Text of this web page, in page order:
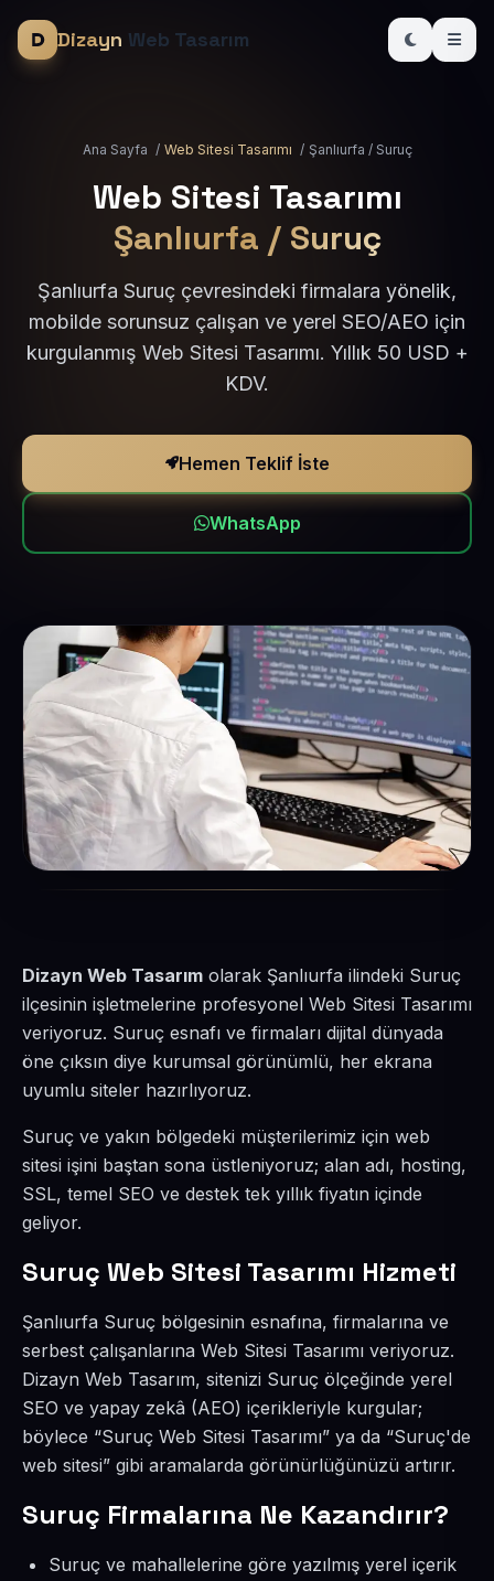
Dizayn Web Tasarım
Ana Sayfa / Web Sitesi Tasarımı / Şanlıurfa / Suruç
Web Sitesi Tasarımı
Şanlıurfa / Suruç
Şanlıurfa Suruç çevresindeki firmalara yönelik,
mobilde sorunsuz çalışan ve yerel SEO/AEO için
kurgulanmış Web Sitesi Tasarımı. Yıllık 50 USD +
KDV.
Hemen Teklif İste
WhatsApp
Dizayn Web Tasarım olarak Şanlıurfa ilindeki Suruç
ilçesinin işletmelerine profesyonel Web Sitesi Tasarımı
veriyoruz. Suruç esnafı ve firmaları dijital dünyada
öne çıksın diye kurumsal görünümlü, her ekrana
uyumlu siteler hazırlıyoruz.
Suruç ve yakın bölgedeki müşterilerimiz için web
sitesi işini baştan sona üstleniyoruz; alan adı, hosting,
SSL, temel SEO ve destek tek yıllık fiyatın içinde
geliyor.
Suruç Web Sitesi Tasarımı Hizmeti
Şanlıurfa Suruç bölgesinin esnafına, firmalarına ve
serbest çalışanlarına Web Sitesi Tasarımı veriyoruz.
Dizayn Web Tasarım, sitenizi Suruç ölçeğinde yerel
SEO ve yapay zekâ (AEO) içerikleriyle kurgular;
böylece “Suruç Web Sitesi Tasarımı” ya da “Suruç'de
web sitesi” gibi aramalarda görünürlüğünüzü artırır.
Suruç Firmalarına Ne Kazandırır?
Suruç ve mahallelerine göre yazılmış yerel içerik